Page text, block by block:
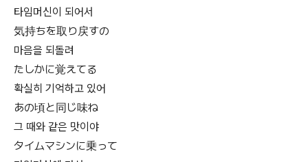
타임머신이 되어서
気持ちを取り戻すの
마음을 되돌려
たしかに覚えてる
확실히 기억하고 있어
あの頃と同じ味ね
그 때와 같은 맛이야
タイムマシンに乗って